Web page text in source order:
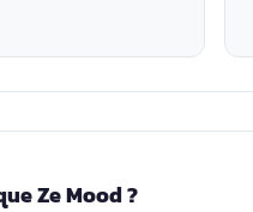
Ze Mood ?